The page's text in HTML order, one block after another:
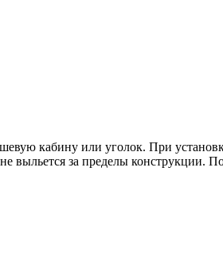
кабину или уголок. При
выльется за пределы конструкции.